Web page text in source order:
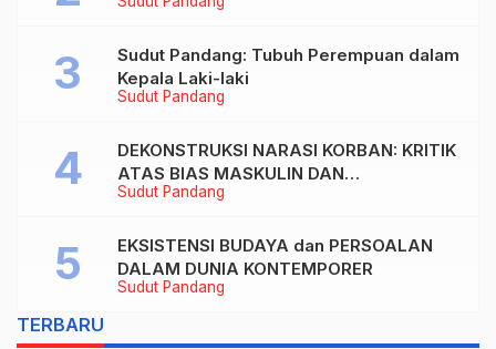
Sudut Pandang
Sudut Pandang: Tubuh Perempuan dalam
Kepala Laki-laki
Sudut Pandang
DEKONSTRUKSI NARASI KORBAN: KRITIK
ATAS BIAS MASKULIN DAN
OBJEKTIVIKASI PEREMPUAN DALAM
TUNTUTAN BELIS” KARYA AGUSTINUS
S. SASMITA
Sudut Pandang
EKSISTENSI BUDAYA dan PERSOALAN
DALAM DUNIA KONTEMPORER
TERBARU